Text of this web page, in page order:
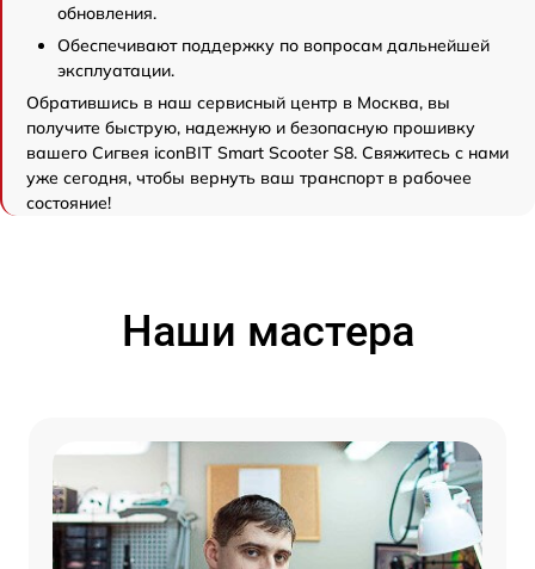
обновления.
Обеспечивают поддержку по вопросам дальнейшей
эксплуатации.
Обратившись в наш сервисный центр в Москва, вы
получите быструю, надежную и безопасную прошивку
вашего Сигвея iconBIT Smart Scooter S8. Свяжитесь с нами
уже сегодня, чтобы вернуть ваш транспорт в рабочее
состояние!
Наши мастера